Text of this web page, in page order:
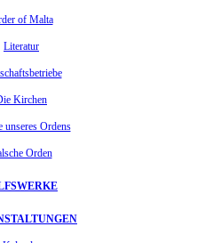
of Malta
Literatur
Kirchen
unseres Ordens
Orden